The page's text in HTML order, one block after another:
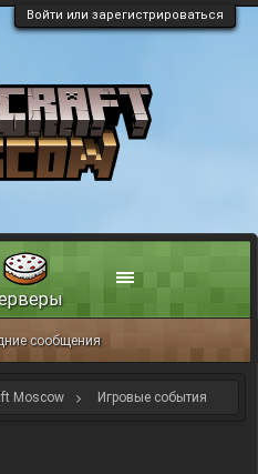
Войти или зарегистрироваться
Moscow Игровые события
сообщения